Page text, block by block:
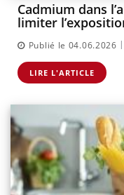
Cadmium dans
limiter
Publié le 04.06.2026 |
LIRE L'ARTICLE